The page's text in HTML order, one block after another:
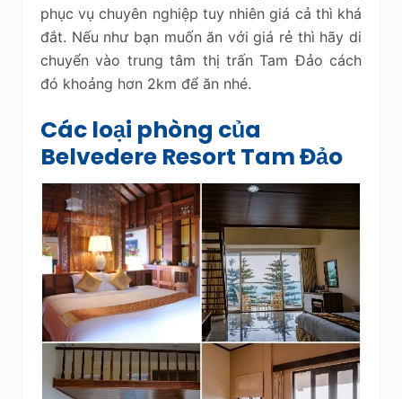
phục vụ chuyên nghiệp tuy nhiên giá cả thì khá
đắt. Nếu như bạn muốn ăn với giá rẻ thì hãy di
chuyển vào trung tâm thị trấn Tam Đảo cách
đó khoảng hơn 2km để ăn nhé.
Các loại phòng của
Belvedere Resort Tam Đảo